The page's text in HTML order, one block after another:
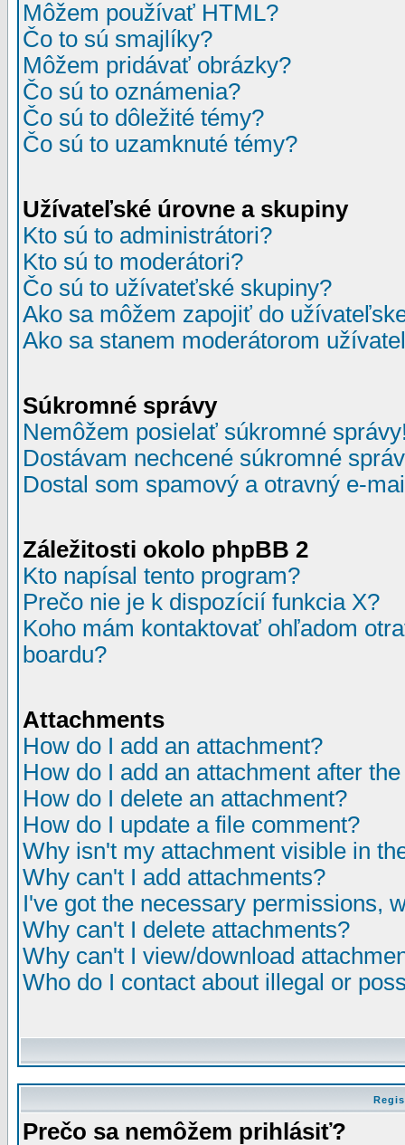
Môžem používať HTML?
Čo to sú smajlíky?
Môžem pridávať obrázky?
Čo sú to oznámenia?
Čo sú to dôležité témy?
Čo sú to uzamknuté témy?
Užívateľské úrovne a skupiny
Kto sú to administrátori?
Kto sú to moderátori?
Čo sú to užívateťské skupiny?
Ako sa môžem zapojiť do
Ako sa stanem moderátorom
Súkromné správy
Nemôžem posielať súkromné
Dostávam nechcené súkromné
Dostal som spamový a otravný e-
Záležitosti okolo phpBB 2
Kto napísal tento program?
Prečo nie je k dispozícií funkcia X?
Koho mám kontaktovať ohľadom
boardu?
Attachments
How do I add an attachment?
How do I add an attachment after
How do I delete an attachment?
How do I update a file comment?
Why isn't my attachment visible in
Why can't I add attachments?
I've got the necessary permissions,
Why can't I delete attachments?
Why can't I view/download
Who do I contact about illegal or
Prečo sa nemôžem prihlásiť?